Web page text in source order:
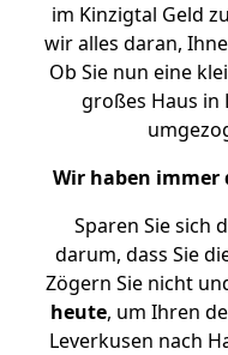
im Kinzigtal Geld
wir alles daran,
Ob Sie nun eine
großes Haus in
Wir haben immer
Sparen Sie sich
darum, dass Sie
Zögern Sie nicht
heute, um Ihren
Leverkusen nach